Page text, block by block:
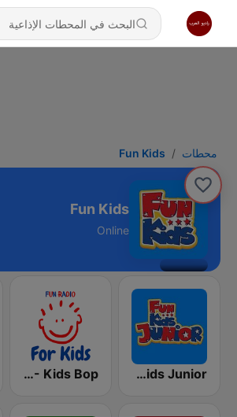
محطات Fun Kids
Fun Kids
Online
Fun Kids Junior
For Kids - Kids Bop